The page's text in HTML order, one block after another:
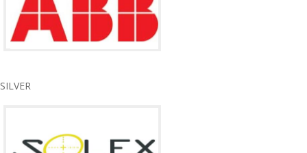
SILVER